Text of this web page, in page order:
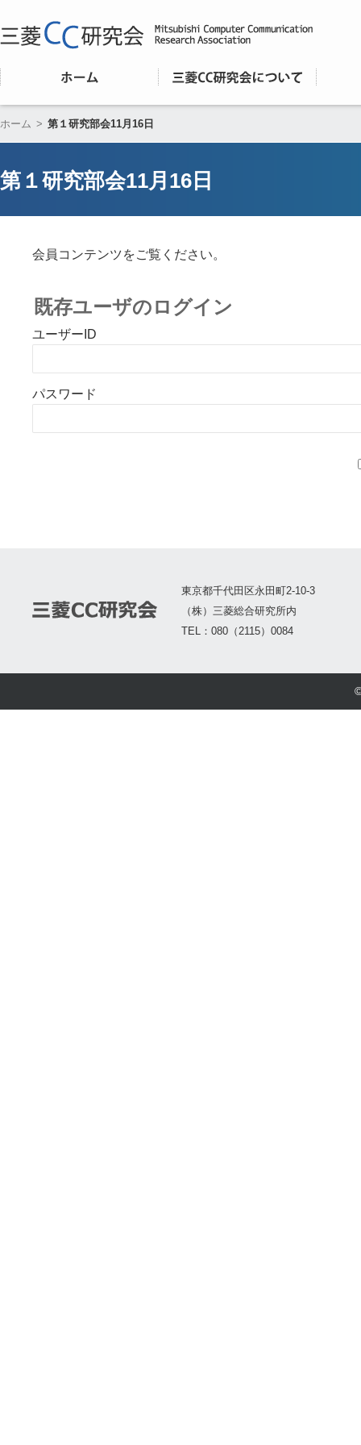
ホーム > 第１研究部会11月16日
第１研究部会11月16日
会員コンテンツをご覧ください。
既存ユーザのログイン
ユーザーID
パスワード
東京都千代田区永田町2-10-3
（株）三菱総合研究所内
TEL：080（2115）0084